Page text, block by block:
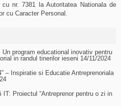
nr. 7381 la Autoritatea Nationala de
cu Caracter Personal.
Un program educational inovativ pentru
in randul tinerilor ieseni 14/11/2024
– Inspiratie si Educatie Antreprenoriala
IT: Proiectul “Antreprenor pentru o zi in